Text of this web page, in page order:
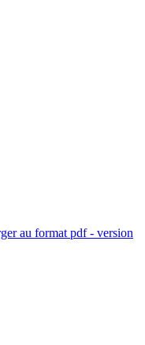
au format pdf - version